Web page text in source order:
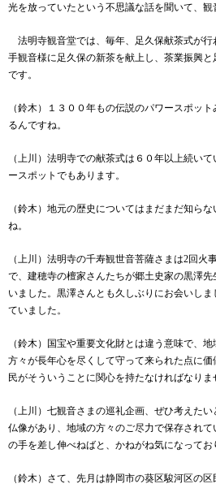
光を放っていたという不思議な話を聞いて、観
法明寺観音堂では、毎年、足久保献茶式が行
手観音様に足久保の新茶を献上し、茶業振興
です。
（鈴木）１３００年もの伝説のパワースポッ
るんですね。
（上川）法明寺での献茶式は６０年以上続い
ースポットでもあります。
（鈴木）地元の歴史についてはまだまだ知ら
ね。
（上川）法明寺の千寿観世音菩薩さまは2回火
で、建穂寺の檀家さんたちが郷土史家の黒澤
いました。黒澤さんとも久しぶりにお会いし
ていました。
（鈴木）国宝や重要文化財とは違う意味で、
方々が長年心を尽くして守って来られた点に
民がそういうことに関心を持たなければなりま
（上川）七観音さまの巡礼企画、ぜひ考えた
仏像があり、地域の方々のご尽力で保存され
の手を差し伸べねばと、かねがね気になってお
（鈴木）さて、先月は静岡市の葵区駿河区の